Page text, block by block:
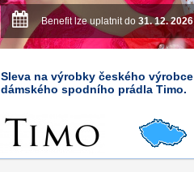
Benefit lze uplatnit do 31. 12. 2026
Sleva na výrobky českého výrobce
dámského spodního prádla Timo.